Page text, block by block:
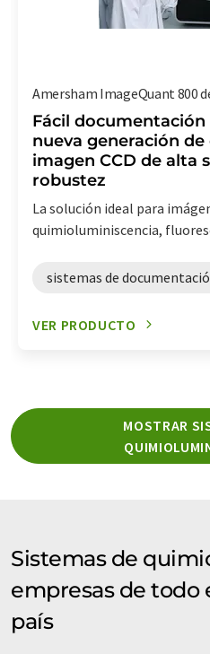
Amersham ImageQuant 800
Fácil documentación
nueva generación
imagen CCD de alta
robustez
La solución ideal para
quimioluminiscencia,
sistemas de
VER PRODUCTO
MOSTRAR
Sistemas de
empresas de todo
país